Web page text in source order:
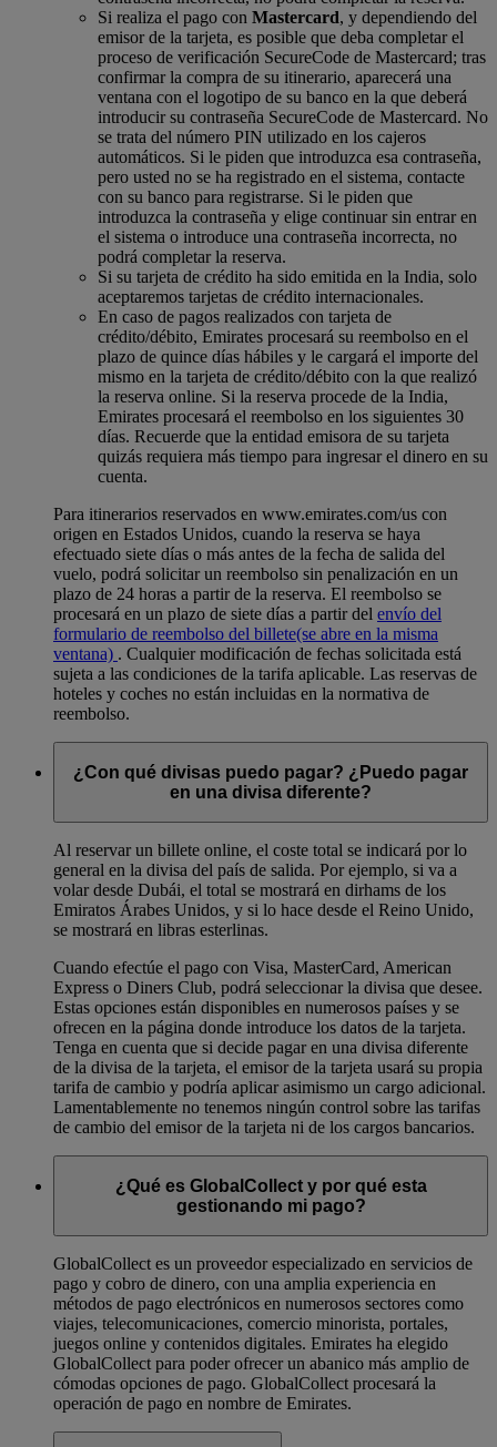
Si realiza el pago con Mastercard, y dependiendo del
emisor de la tarjeta, es posible que deba completar el
proceso de verificación SecureCode de Mastercard; tras
confirmar la compra de su itinerario, aparecerá una
ventana con el logotipo de su banco en la que deberá
introducir su contraseña SecureCode de Mastercard. No
se trata del número PIN utilizado en los cajeros
automáticos. Si le piden que introduzca esa contraseña,
pero usted no se ha registrado en el sistema, contacte
con su banco para registrarse. Si le piden que
introduzca la contraseña y elige continuar sin entrar en
el sistema o introduce una contraseña incorrecta, no
podrá completar la reserva.
Si su tarjeta de crédito ha sido emitida en la India, solo
aceptaremos tarjetas de crédito internacionales.
En caso de pagos realizados con tarjeta de
crédito/débito, Emirates procesará su reembolso en el
plazo de quince días hábiles y le cargará el importe del
mismo en la tarjeta de crédito/débito con la que realizó
la reserva online. Si la reserva procede de la India,
Emirates procesará el reembolso en los siguientes 30
días. Recuerde que la entidad emisora de su tarjeta
quizás requiera más tiempo para ingresar el dinero en su
cuenta.
Para itinerarios reservados en www.emirates.com/us con
origen en Estados Unidos, cuando la reserva se haya
efectuado siete días o más antes de la fecha de salida del
vuelo, podrá solicitar un reembolso sin penalización en un
plazo de 24 horas a partir de la reserva. El reembolso se
procesará en un plazo de siete días a partir del envío del
formulario de reembolso del billete(se abre en la misma
ventana) . Cualquier modificación de fechas solicitada está
sujeta a las condiciones de la tarifa aplicable. Las reservas de
hoteles y coches no están incluidas en la normativa de
reembolso.
¿Con qué divisas puedo pagar? ¿Puedo pagar
en una divisa diferente?
Al reservar un billete online, el coste total se indicará por lo
general en la divisa del país de salida. Por ejemplo, si va a
volar desde Dubái, el total se mostrará en dirhams de los
Emiratos Árabes Unidos, y si lo hace desde el Reino Unido,
se mostrará en libras esterlinas.
Cuando efectúe el pago con Visa, MasterCard, American
Express o Diners Club, podrá seleccionar la divisa que desee.
Estas opciones están disponibles en numerosos países y se
ofrecen en la página donde introduce los datos de la tarjeta.
Tenga en cuenta que si decide pagar en una divisa diferente
de la divisa de la tarjeta, el emisor de la tarjeta usará su propia
tarifa de cambio y podría aplicar asimismo un cargo adicional.
Lamentablemente no tenemos ningún control sobre las tarifas
de cambio del emisor de la tarjeta ni de los cargos bancarios.
¿Qué es GlobalCollect y por qué esta
gestionando mi pago?
GlobalCollect es un proveedor especializado en servicios de
pago y cobro de dinero, con una amplia experiencia en
métodos de pago electrónicos en numerosos sectores como
viajes, telecomunicaciones, comercio minorista, portales,
juegos online y contenidos digitales. Emirates ha elegido
GlobalCollect para poder ofrecer un abanico más amplio de
cómodas opciones de pago. GlobalCollect procesará la
operación de pago en nombre de Emirates.